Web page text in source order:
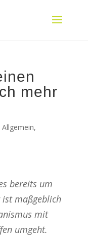
mehr
Allgemein,
bereits um
ist maßgeblich
mit
umgeht.